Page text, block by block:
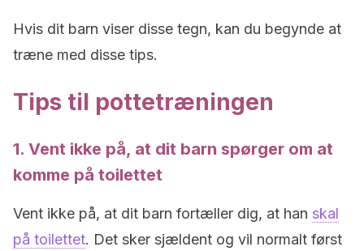
Hvis dit barn viser disse tegn, kan du begynde at
træne med disse tips.
Tips til pottetræningen
1. Vent ikke på, at dit barn spørger om at
komme på toilettet
Vent ikke på, at dit barn fortæller dig, at han skal
på toilettet. Det sker sjældent og vil normalt først